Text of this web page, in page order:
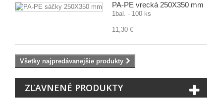
PA-PE vrecká 250X350 mm
1bal. - 100 ks
11,30 €
Všetky najpredávanejšie produkty
ZĽAVNENÉ PRODUKTY